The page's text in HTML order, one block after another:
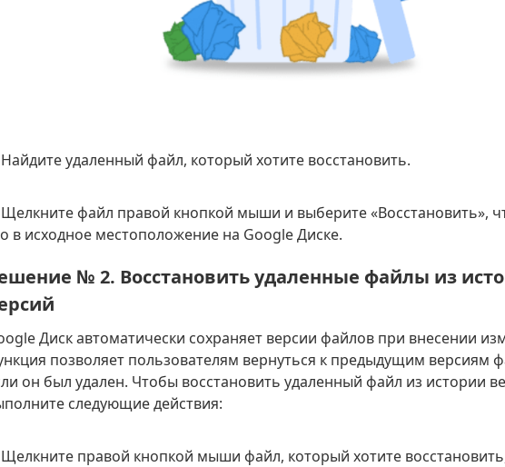
удаленный файл, который хотите восстановить.
файл правой кнопкой мыши и выберите «Восстановить»,
в исходное местоположение на Google Диске.
№ 2. Восстановить удаленные файлы из
Диск автоматически сохраняет версии файлов при внесении
позволяет пользователям вернуться к предыдущим версиям
он был удален. Чтобы восстановить удаленный файл из истории
следующие действия:
правой кнопкой мыши файл, который хотите